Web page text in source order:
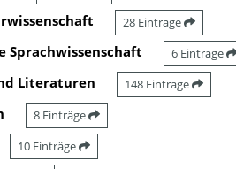
28 Einträge
Sprachwissenschaft 6 Einträge
Literaturen 148 Einträge
8 Einträge
10 Einträge